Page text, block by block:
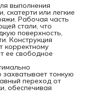
выполнения
скатерти или легкие
Рабочая часть
стали, что
поверхность,
Конструкция
корректному
ее свободное
захватывает тонкую
переход от
обеспечивая